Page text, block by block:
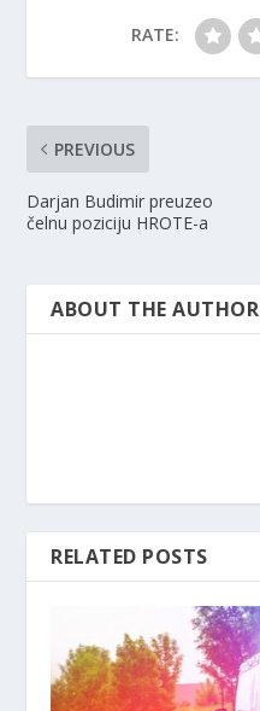
RATE:
PREVIOUS
Darjan Budimir preuzeo
čelnu poziciju HROTE-a
ABOUT THE AUTHOR
RELATED POSTS